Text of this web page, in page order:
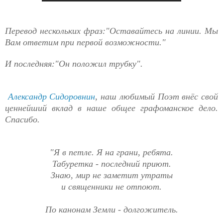
Перевод нескольких фраз:"Оставайтесь на линии. Мы
Вам ответим при первой возможности."
И последняя:"Он положил трубку".
Александр Сидоровнин, наш любимый Поэт внёс свой
ценнейший вклад в наше общее графоманское дело.
Спасибо.
"Я в петле. Я на грани, ребята.
Табуретка - последний приют.
Знаю, мир не заметит утраты
и священники не отпоют.
По канонам Земли - долгожитель.